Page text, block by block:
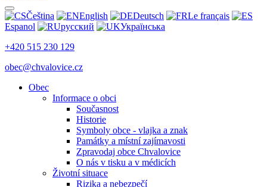
Čeština English Deutsch
Le français
Espanol
русский
Українська
+420 515 230 129
obec@chvalovice.cz
Obec
Informace o obci
Současnost
Historie
Symboly obce - vlajka a znak
Památky a místní zajímavosti
Zpravodaj obce Chvalovice
O nás v tisku a v médicích
Životní situace
Rizika a nebezpečí